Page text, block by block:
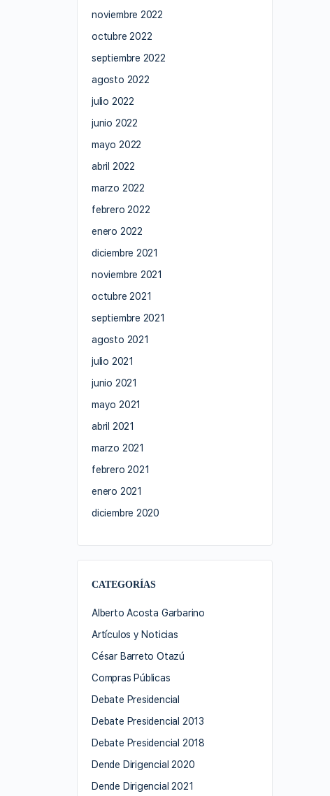
noviembre 2022
octubre 2022
septiembre 2022
agosto 2022
julio 2022
junio 2022
mayo 2022
abril 2022
marzo 2022
febrero 2022
enero 2022
diciembre 2021
noviembre 2021
octubre 2021
septiembre 2021
agosto 2021
julio 2021
junio 2021
mayo 2021
abril 2021
marzo 2021
febrero 2021
enero 2021
diciembre 2020
CATEGORÍAS
Alberto Acosta Garbarino
Artículos y Noticias
César Barreto Otazú
Compras Públicas
Debate Presidencial
Debate Presidencial 2013
Debate Presidencial 2018
Dende Dirigencial 2020
Dende Dirigencial 2021